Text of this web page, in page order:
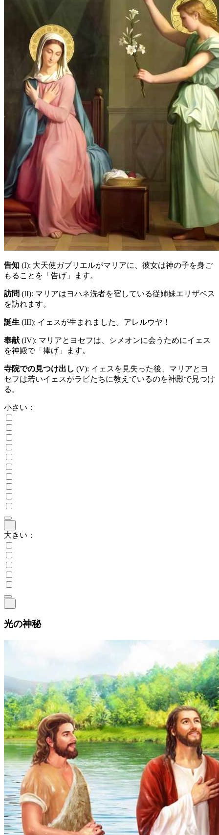
告知 (I): 大天使ガブリエルがマリアに、彼女は神の子を身ご
もることを「告げ」ます。
訪問 (II): マリアはヨハネ洗者を宿している従姉妹エリザベス
を訪れます。
誕生 (III): イェスが生まれました。アレルウヤ！
奉献 (IV): マリアとヨセフは、シメオンに会うためにイェス
を神殿で「捧げ」ます。
寺院での見つけ出し (V): イェスを見失った後、マリアとヨ
セフは若いイェスがラビたちに教えているのを神殿で見つけ
る。
小さい：
大きい：
光の神秘